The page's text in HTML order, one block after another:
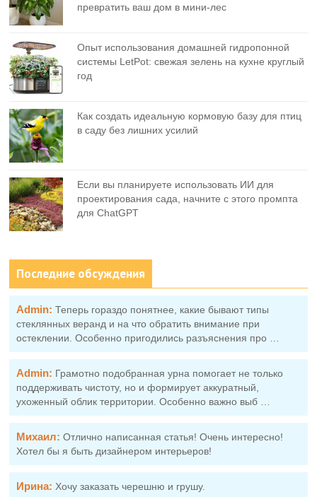
превратить ваш дом в мини-лес
Опыт использования домашней гидропонной
системы LetPot: свежая зелень на кухне круглый
год
Как создать идеальную кормовую базу для птиц
в саду без лишних усилий
Если вы планируете использовать ИИ для
проектирования сада, начните с этого промпта
для ChatGPT
Последние обсуждения
Admin: Теперь гораздо понятнее, какие бывают типы
стеклянных веранд и на что обратить внимание при
остеклении. Особенно пригодились разъяснения про …
Admin: Грамотно подобранная урна помогает не только
поддерживать чистоту, но и формирует аккуратный,
ухоженный облик территории. Особенно важно выб …
Михаил: Отлично написанная статья! Очень интересно!
Хотел бы я быть дизайнером интерьеров!
Ирина: Хочу заказать черешню и грушу.